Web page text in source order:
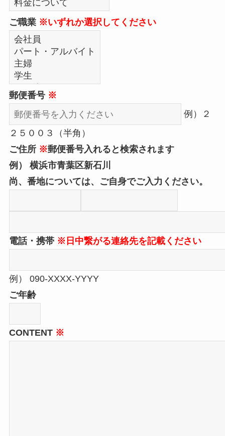
ご職業 ※いずれか選択してください
郵便番号 ※
例）２
２５００３（半角）
ご住所 ※郵便番号入れると検索されます
例） 横浜市青葉区新石川
尚、番地については、ご自身でご入力ください。
電話・携帯 ※日中繋がる連絡先を記載ください
例） 090-XXXX-YYYY
ご年齢
CONTENT ※